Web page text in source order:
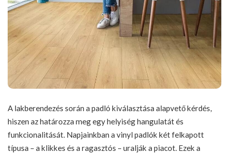
A lakberendezés során a padló kiválasztása alapvető kérdés,
hiszen az határozza meg egy helyiség hangulatát és
funkcionalitását. Napjainkban a vinyl padlók két felkapott
típusa – a klikkes és a ragasztós – uralják a piacot. Ezek a